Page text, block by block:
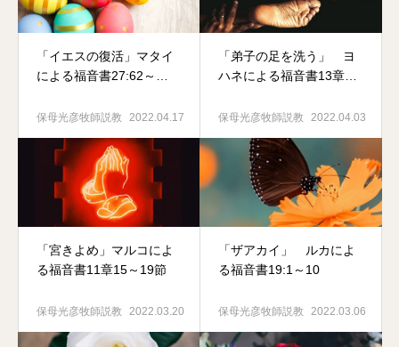
「イエスの復活」マタイ
による福音書27:62～
保母光彦牧師説教 2022.04.17
「弟子の足を洗う」 ヨ
ハネによる福音書13章1
保母光彦牧師説教 2022.04.03
「宮きよめ」マルコによ
る福音書11章15～19節
保母光彦牧師説教 2022.03.20
「ザアカイ」 ルカによ
る福音書19:1～10
保母光彦牧師説教 2022.03.06